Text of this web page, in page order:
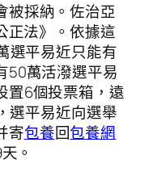
被採納。佐治亞
正法》。依據這
選平易近只能有
50萬活潑選平易
置6個投票箱，遠
選平易近向選舉
寄包養回包養網
。